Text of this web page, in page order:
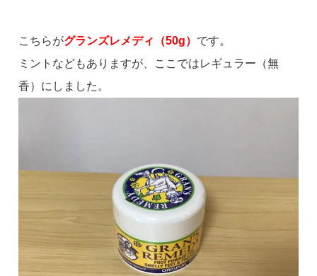
こちらがグランズレメディ（50g） です。
ミントなどもありますが、ここではレギュラー（無
香）にしました。